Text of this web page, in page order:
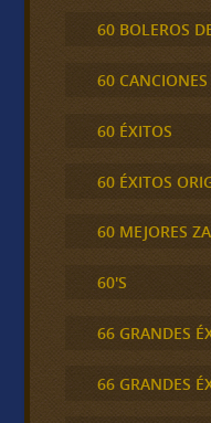
60 BOLEROS
60
60 ÉXITOS
60 ÉXITOS
60 MEJORES
60'S
66 GRANDES
66 GRANDES